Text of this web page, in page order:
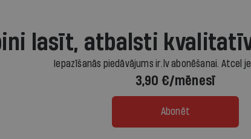
lasīt, atbalsti
Iepazīšanās piedāvājums ir.lv abonēšanai. Atcel
3,90 €/mēnesī
Abonēt